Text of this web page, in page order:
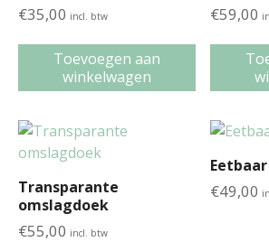
€35,00 incl. btw
Toevoegen aan
winkelwagen
€59,00
Transparante
omslagdoek
€55,00 incl. btw
€49,00